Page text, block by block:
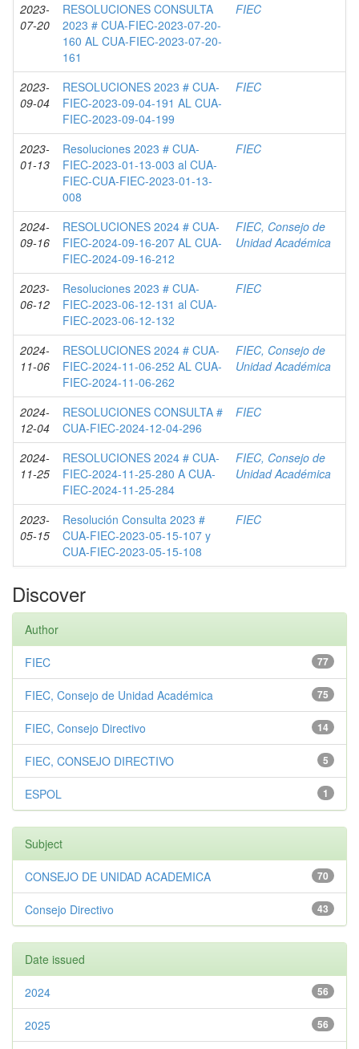
2023-
07-20
RESOLUCIONES CONSULTA
2023 # CUA-FIEC-2023-07-20-
160 AL CUA-FIEC-2023-07-20-
161
FIEC
2023-
09-04
RESOLUCIONES 2023 # CUA-
FIEC-2023-09-04-191 AL CUA-
FIEC-2023-09-04-199
FIEC
2023-
01-13
Resoluciones 2023 # CUA-
FIEC-2023-01-13-003 al CUA-
FIEC-CUA-FIEC-2023-01-13-
008
FIEC
2024-
09-16
RESOLUCIONES 2024 # CUA-
FIEC-2024-09-16-207 AL CUA-
FIEC-2024-09-16-212
FIEC, Consejo de
Unidad Académica
2023-
06-12
Resoluciones 2023 # CUA-
FIEC-2023-06-12-131 al CUA-
FIEC-2023-06-12-132
FIEC
2024-
11-06
RESOLUCIONES 2024 # CUA-
FIEC-2024-11-06-252 AL CUA-
FIEC-2024-11-06-262
FIEC, Consejo de
Unidad Académica
2024-
12-04
RESOLUCIONES CONSULTA #
CUA-FIEC-2024-12-04-296
FIEC
2024-
11-25
RESOLUCIONES 2024 # CUA-
FIEC-2024-11-25-280 A CUA-
FIEC-2024-11-25-284
FIEC, Consejo de
Unidad Académica
2023-
05-15
Resolución Consulta 2023 #
CUA-FIEC-2023-05-15-107 y
CUA-FIEC-2023-05-15-108
FIEC
Discover
Author
77
FIEC
75
FIEC, Consejo de Unidad Académica
14
FIEC, Consejo Directivo
5
FIEC, CONSEJO DIRECTIVO
1
ESPOL
Subject
70
CONSEJO DE UNIDAD ACADEMICA
43
Consejo Directivo
Date issued
56
2024
56
2025